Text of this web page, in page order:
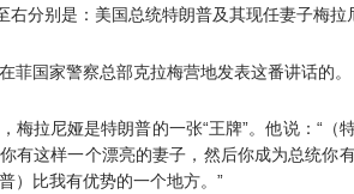
右分别是：美国总统特朗普及其现任妻子梅拉
菲国家警察总部克拉梅营地发表这番讲话的。
梅拉尼娅是特朗普的一张“王牌”。他说：“（
有这样一个漂亮的妻子，然后你成为总统你
）比我有优势的一个地方。”